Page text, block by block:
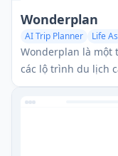
Wonderplan
AI Trip Planner Life
Wonderplan là một
các lộ trình du lịch
sách của người